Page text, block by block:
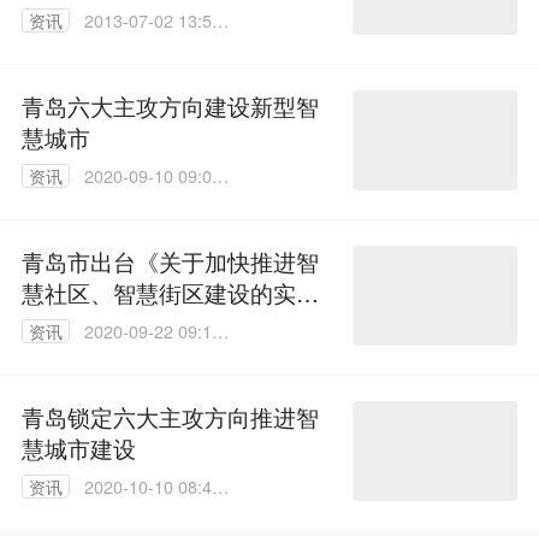
资讯
2013-07-02 13:50:
青岛六大主攻方向建设新型智
慧城市
资讯
2020-09-10 09:01:
青岛市出台《关于加快推进智
慧社区、智慧街区建设的实施
意见》
资讯
2020-09-22 09:14:
青岛锁定六大主攻方向推进智
慧城市建设
资讯
2020-10-10 08:49: